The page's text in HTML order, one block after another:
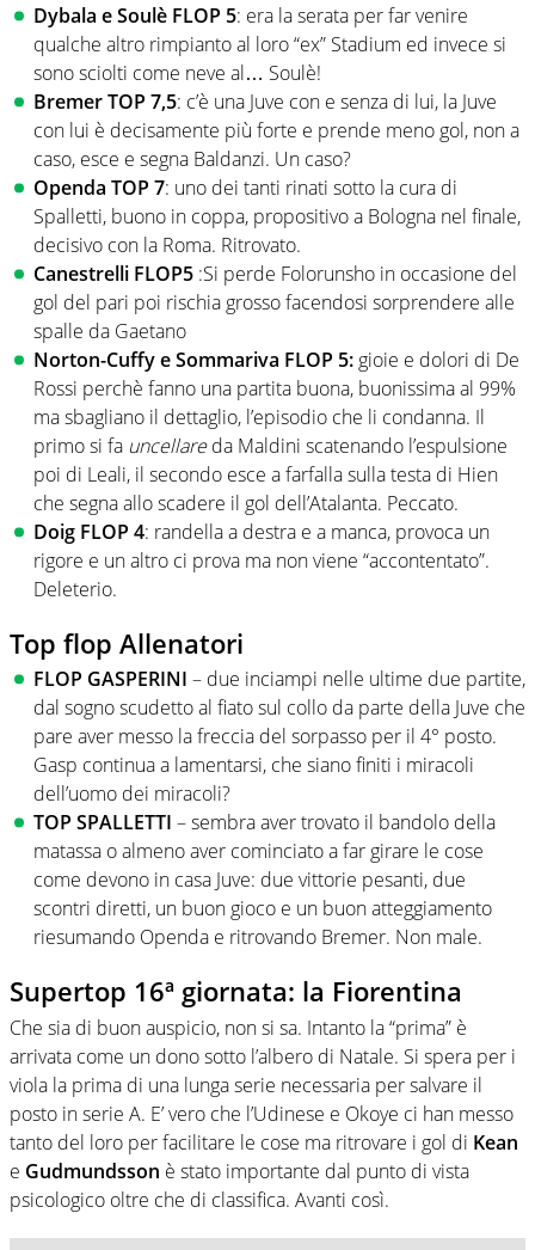
Dybala e Soulè FLOP 5: era la serata per far venire
qualche altro rimpianto al loro “ex” Stadium ed invece si
sono sciolti come neve al… Soulè!
Bremer TOP 7,5: c’è una Juve con e senza di lui, la Juve
con lui è decisamente più forte e prende meno gol, non a
caso, esce e segna Baldanzi. Un caso?
Openda TOP 7: uno dei tanti rinati sotto la cura di
Spalletti, buono in coppa, propositivo a Bologna nel finale,
decisivo con la Roma. Ritrovato.
Canestrelli FLOP5 :Si perde Folorunsho in occasione del
gol del pari poi rischia grosso facendosi sorprendere alle
spalle da Gaetano
Norton-Cuffy e Sommariva FLOP 5: gioie e dolori di De
Rossi perchè fanno una partita buona, buonissima al 99%
ma sbagliano il dettaglio, l’episodio che li condanna. Il
primo si fa uncellareda Maldini scatenando l’espulsione
poi di Leali, il secondo esce a farfalla sulla testa di Hien
che segna allo scadere il gol dell’Atalanta. Peccato.
Doig FLOP 4: randella a destra e a manca, provoca un
rigore e un altro ci prova ma non viene “accontentato”.
Deleterio.
Top flop Allenatori
FLOP GASPERINI – due inciampi nelle ultime due partite,
dal sogno scudetto al fiato sul collo da parte della Juve che
pare aver messo la freccia del sorpasso per il 4° posto.
Gasp continua a lamentarsi, che siano finiti i miracoli
dell’uomo dei miracoli?
TOP SPALLETTI – sembra aver trovato il bandolo della
matassa o almeno aver cominciato a far girare le cose
come devono in casa Juve: due vittorie pesanti, due
scontri diretti, un buon gioco e un buon atteggiamento
riesumando Openda e ritrovando Bremer. Non male.
Supertop 16ª giornata: la Fiorentina
Che sia di buon auspicio, non si sa. Intanto la “prima” è
arrivata come un dono sotto l’albero di Natale. Si spera per i
viola la prima di una lunga serie necessaria per salvare il
posto in serie A. E’ vero che l’Udinese e Okoye ci han messo
tanto del loro per facilitare le cose ma ritrovare i gol di Kean
e Gudmundsson è stato importante dal punto di vista
psicologico oltre che di classifica. Avanti così.